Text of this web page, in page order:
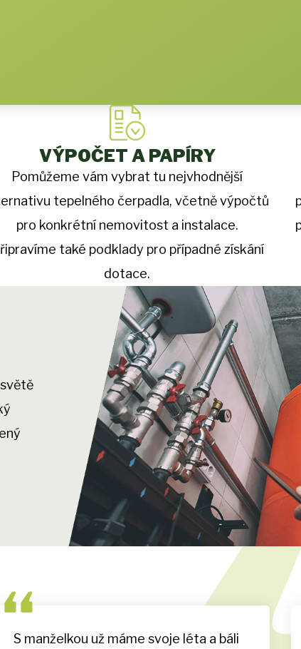
VÝPOČET A PAPÍRY
Pomůžeme vám vybrat tu nejvhodnější
tepelného čerpadla, včetně výpočtů
pro konkrétní nemovitost a instalace.
také podklady pro případné získání
dotace.
S manželkou už máme svoje léta a báli